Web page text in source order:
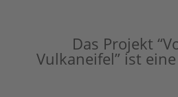
Das Projekt
Vulkaneifel” ist